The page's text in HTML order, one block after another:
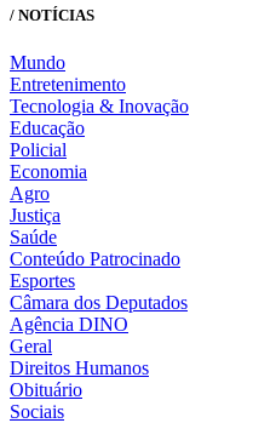
/ NOTÍCIAS
Mundo
Entretenimento
Tecnologia & Inovação
Educação
Policial
Economia
Agro
Justiça
Saúde
Conteúdo Patrocinado
Esportes
Câmara dos Deputados
Agência DINO
Geral
Direitos Humanos
Obituário
Sociais